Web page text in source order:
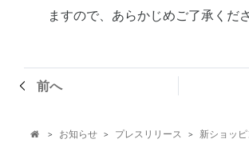
ますので、あらかじめご了承くださ
前へ
 > お知らせ > プレスリリース >
新ショッ